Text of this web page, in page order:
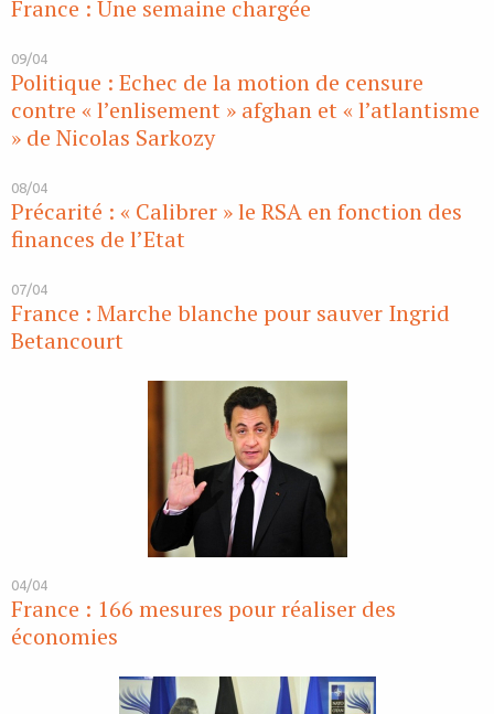
France : Une semaine chargée
09/04
Politique : Echec de la motion de censure
contre « l’enlisement » afghan et « l’atlantisme
» de Nicolas Sarkozy
08/04
Précarité : « Calibrer » le RSA en fonction des
finances de l’Etat
07/04
France : Marche blanche pour sauver Ingrid
Betancourt
04/04
France : 166 mesures pour réaliser des
économies